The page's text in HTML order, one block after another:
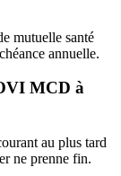
mutuelle santé
annuelle.
MCD à
au plus tard
ne prenne fin.